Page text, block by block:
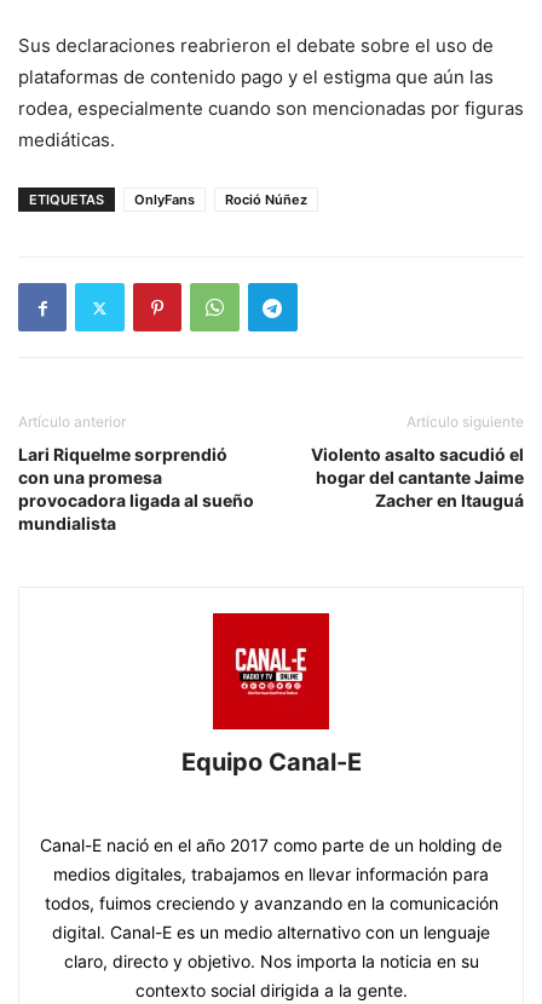
Sus declaraciones reabrieron el debate sobre el uso de
plataformas de contenido pago y el estigma que aún las
rodea, especialmente cuando son mencionadas por figuras
mediáticas.
ETIQUETAS OnlyFans Roció Núñez
Artículo anterior
Lari Riquelme sorprendió
con una promesa
provocadora ligada al sueño
mundialista
Artículo siguiente
Violento asalto sacudió el
hogar del cantante Jaime
Zacher en Itauguá
Equipo Canal-E
Canal-E nació en el año 2017 como parte de un holding de
medios digitales, trabajamos en llevar información para
todos, fuimos creciendo y avanzando en la comunicación
digital. Canal-E es un medio alternativo con un lenguaje
claro, directo y objetivo. Nos importa la noticia en su
contexto social dirigida a la gente.